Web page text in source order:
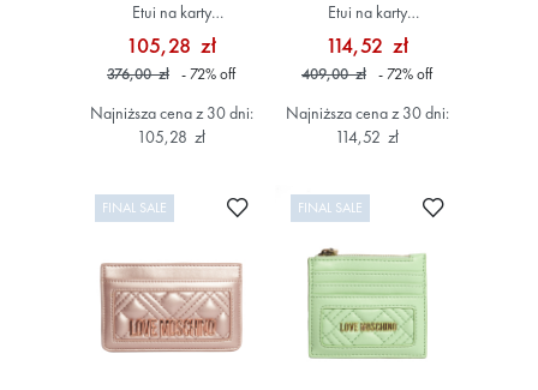
Etui na karty
JC5685PP1HLA0 Niebieski
105,28 zł
376,00 zł - 72%off
Najniższa cena z 30 dni:
105,28 zł
Etui na karty
JC5614PP1MLD0 Kremowy
114,52 zł
409,00 zł - 72%off
Najniższa cena z 30 dni:
114,52 zł
FINAL SALE Dodaj do ulubionych
FINAL SALE Dodaj do